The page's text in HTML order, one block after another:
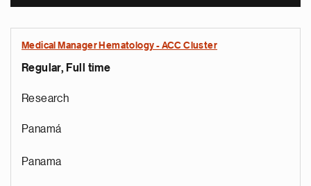
Medical Manager Hematology - ACC Cluster
Regular, Full time
Research
Panamá
Panama